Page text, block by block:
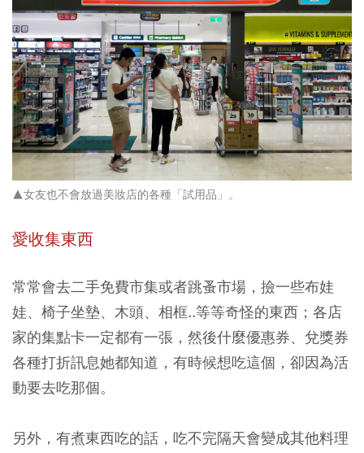
▲女友也不會放過美妝店的各種「試用品」。
愛收集東西
常常會去二手免費市集或者跳蚤市場，撿一些布娃
娃、椅子坐墊、木頭、相框..等等奇怪的東西；各店
家的集點卡一定都有一張，然後什麼優惠券、兌獎券
各種打折訊息她都知道，有時候想吃這個，卻因為活
動要去吃那個。
另外，有煮東西吃的話，吃不完隔天會變成其他料理